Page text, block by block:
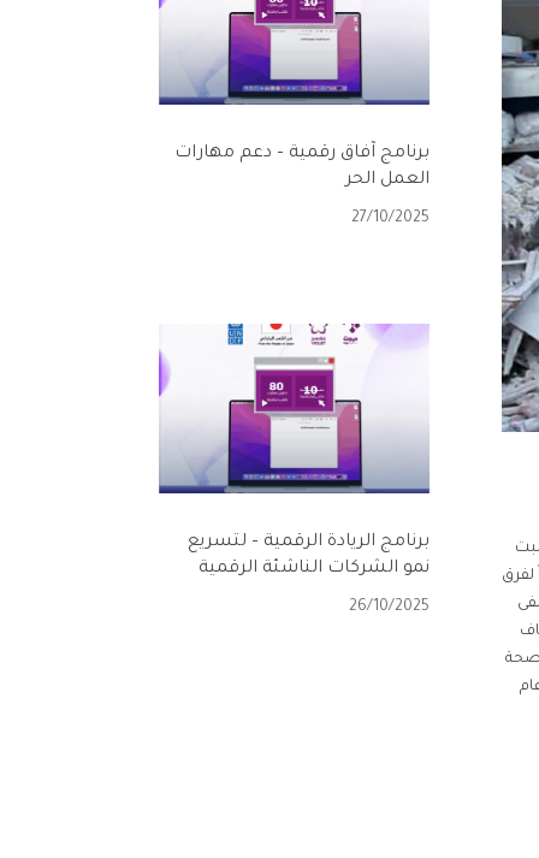
لفرق
المشفى
خلال عام
برنامج آفاق رقمية – دعم مهارات
العمل الحر
27/10/2025
برنامج الريادة الرقمية – لتسريع
نمو الشركات الناشئة الرقمية
26/10/2025